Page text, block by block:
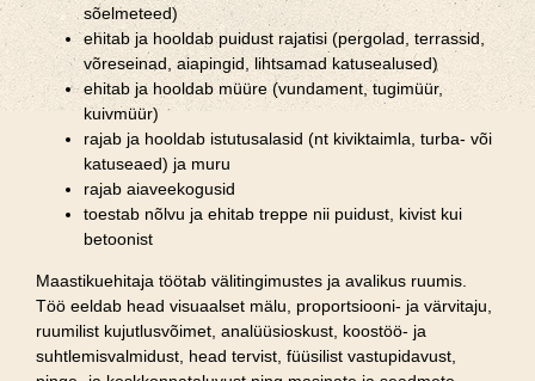
sõelmeteed)
ehitab ja hooldab puidust rajatisi (pergolad, terrassid,
võreseinad, aiapingid, lihtsamad katusealused)
ehitab ja hooldab müüre (vundament, tugimüür,
kuivmüür)
rajab ja hooldab istutusalasid (nt kiviktaimla, turba- või
katuseaed) ja muru
rajab aiaveekogusid
toestab nõlvu ja ehitab treppe nii puidust, kivist kui
betoonist
Maastikuehitaja töötab välitingimustes ja avalikus ruumis.
Töö eeldab head visuaalset mälu, proportsiooni- ja värvitaju,
ruumilist kujutlusvõimet, analüüsioskust, koostöö- ja
suhtlemisvalmidust, head tervist, füüsilist vastupidavust,